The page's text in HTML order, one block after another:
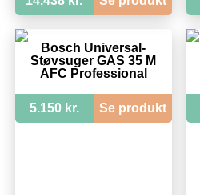
Bosch Universal-
Støvsuger GAS 35 M
AFC Professional
5.150 kr. Se produkt